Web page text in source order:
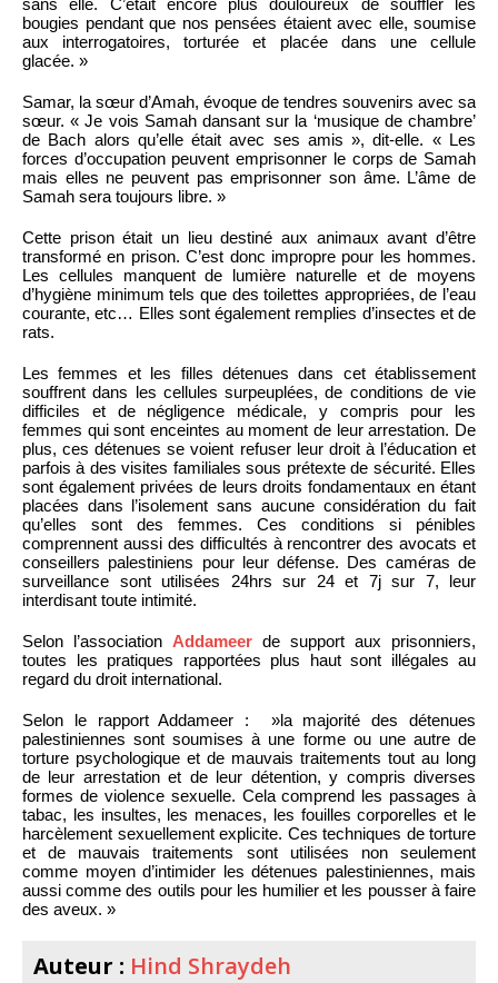
sans elle. C’était encore plus douloureux de souffler les
bougies pendant que nos pensées étaient avec elle, soumise
aux interrogatoires, torturée et placée dans une cellule
glacée. »
Samar, la sœur d’Amah, évoque de tendres souvenirs avec sa
sœur. « Je vois Samah dansant sur la ‘musique de chambre’
de Bach alors qu’elle était avec ses amis », dit-elle. « Les
forces d’occupation peuvent emprisonner le corps de Samah
mais elles ne peuvent pas emprisonner son âme. L’âme de
Samah sera toujours libre. »
Cette prison était un lieu destiné aux animaux avant d’être
transformé en prison. C’est donc impropre pour les hommes.
Les cellules manquent de lumière naturelle et de moyens
d’hygiène minimum tels que des toilettes appropriées, de l’eau
courante, etc… Elles sont également remplies d’insectes et de
rats.
Les femmes et les filles détenues dans cet établissement
souffrent dans les cellules surpeuplées, de conditions de vie
difficiles et de négligence médicale, y compris pour les
femmes qui sont enceintes au moment de leur arrestation. De
plus, ces détenues se voient refuser leur droit à l’éducation et
parfois à des visites familiales sous prétexte de sécurité. Elles
sont également privées de leurs droits fondamentaux en étant
placées dans l’isolement sans aucune considération du fait
qu’elles sont des femmes. Ces conditions si pénibles
comprennent aussi des difficultés à rencontrer des avocats et
conseillers palestiniens pour leur défense. Des caméras de
surveillance sont utilisées 24hrs sur 24 et 7j sur 7, leur
interdisant toute intimité.
Selon l’association Addameer de support aux prisonniers,
toutes les pratiques rapportées plus haut sont illégales au
regard du droit international.
Selon le rapport Addameer : ​​ »la majorité des détenues
palestiniennes sont soumises à une forme ou une autre de
torture psychologique et de mauvais traitements tout au long
de leur arrestation et de leur détention, y compris diverses
formes de violence sexuelle. Cela comprend les passages à
tabac, les insultes, les menaces, les fouilles corporelles et le
harcèlement sexuellement explicite. Ces techniques de torture
et de mauvais traitements sont utilisées non seulement
comme moyen d’intimider les détenues palestiniennes, mais
aussi comme des outils pour les humilier et les pousser à faire
des aveux. »
Auteur : Hind Shraydeh